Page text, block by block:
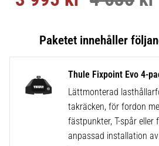
Thule Fixpoint Evo 4-
Lättmonterad
takräcken, för fordon
fästpunkter, T-spår
anpassad installation